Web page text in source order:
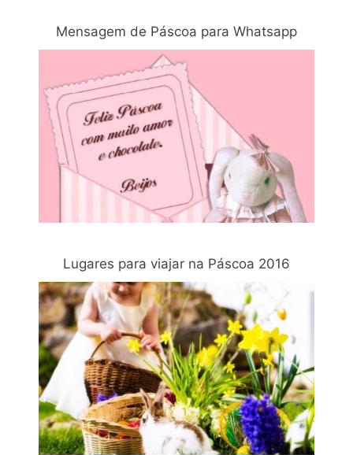
Mensagem de Páscoa para Whatsapp
Lugares para viajar na Páscoa 2016